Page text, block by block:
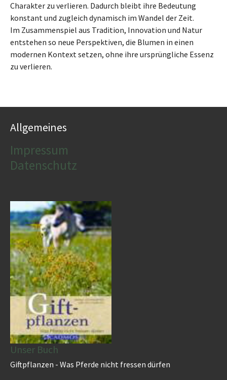
Charakter zu verlieren. Dadurch bleibt ihre Bedeutung
konstant und zugleich dynamisch im Wandel der Zeit.
Im Zusammenspiel aus Tradition, Innovation und Natur
entstehen so neue Perspektiven, die Blumen in einen
modernen Kontext setzen, ohne ihre ursprüngliche Essenz
zu verlieren.
Allgemeines
Impressum
Datenschutz
Unser Buch
Giftpflanzen - Was Pferde nicht fressen dürfen